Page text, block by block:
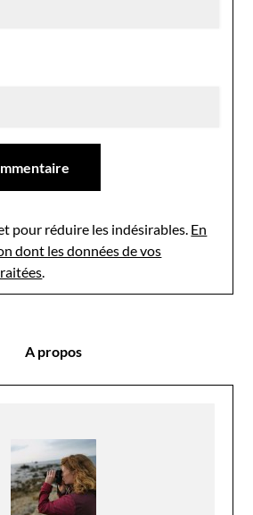
pour réduire les indésirables. En
dont les données de vos
.
A propos